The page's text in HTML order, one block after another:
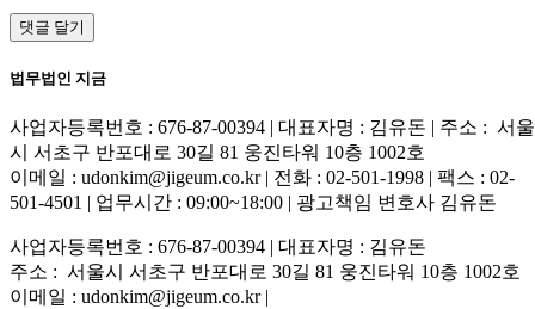
법무법인 지금
사업자등록번호 : 676-87-00394 | 대표자명 : 김유돈 | 주소 : 서울
시 서초구 반포대로 30길 81 웅진타워 10층 1002호
이메일 : udonkim@jigeum.co.kr | 전화 : 02-501-1998 | 팩스 : 02-
501-4501 | 업무시간 : 09:00~18:00 | 광고책임 변호사 김유돈
사업자등록번호 : 676-87-00394 | 대표자명 : 김유돈
주소 : 서울시 서초구 반포대로 30길 81 웅진타워 10층 1002호
이메일 : udonkim@jigeum.co.kr |